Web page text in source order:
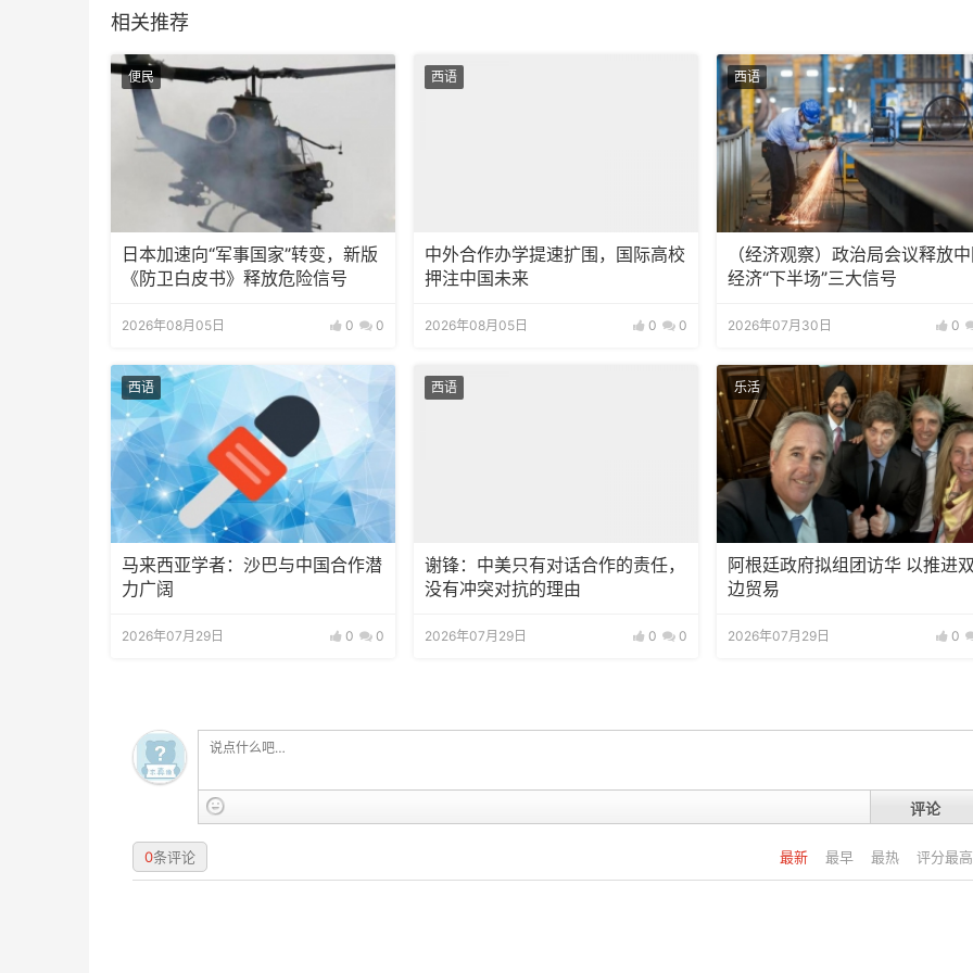
相关推荐
便民
日本加速向“军事国家”转变，新版
《防卫白皮书》释放危险信号
2026年08月05日 0 0
西语
中外合作办学提速扩围，国际高校
押注中国未来
2026年08月05日 0 0
西语
（经济观察）政治局会议释放
经济“下半场”三大信号
2026年07月30日 0
西语
马来西亚学者：沙巴与中国合作潜
力广阔
2026年07月29日 0 0
西语
谢锋：中美只有对话合作的责任，
没有冲突对抗的理由
2026年07月29日 0 0
乐活
阿根廷政府拟组团访华 以推进
边贸易
2026年07月29日 0
评论
最新 最早 最热 评分最高
0条评论